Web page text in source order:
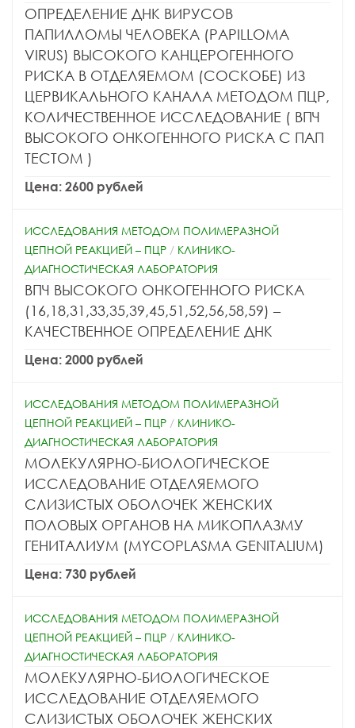
ОПРЕДЕЛЕНИЕ ДНК ВИРУСОВ
ПАПИЛЛОМЫ ЧЕЛОВЕКА (PAPILLOMA
VIRUS) ВЫСОКОГО КАНЦЕРОГЕННОГО
РИСКА В ОТДЕЛЯЕМОМ (СОСКОБЕ) ИЗ
ЦЕРВИКАЛЬНОГО КАНАЛА МЕТОДОМ ПЦР,
КОЛИЧЕСТВЕННОЕ ИССЛЕДОВАНИЕ ( ВПЧ
ВЫСОКОГО ОНКОГЕННОГО РИСКА С ПАП
ТЕСТОМ )
Цена: 2600 рублей
ИССЛЕДОВАНИЯ МЕТОДОМ ПОЛИМЕРАЗНОЙ
ЦЕПНОЙ РЕАКЦИЕЙ – ПЦР / КЛИНИКО-
ДИАГНОСТИЧЕСКАЯ ЛАБОРАТОРИЯ
ВПЧ ВЫСОКОГО ОНКОГЕННОГО РИСКА
(16,18,31,33,35,39,45,51,52,56,58,59) –
КАЧЕСТВЕННОЕ ОПРЕДЕЛЕНИЕ ДНК
Цена: 2000 рублей
ИССЛЕДОВАНИЯ МЕТОДОМ ПОЛИМЕРАЗНОЙ
ЦЕПНОЙ РЕАКЦИЕЙ – ПЦР / КЛИНИКО-
ДИАГНОСТИЧЕСКАЯ ЛАБОРАТОРИЯ
МОЛЕКУЛЯРНО-БИОЛОГИЧЕСКОЕ
ИССЛЕДОВАНИЕ ОТДЕЛЯЕМОГО
СЛИЗИСТЫХ ОБОЛОЧЕК ЖЕНСКИХ
ПОЛОВЫХ ОРГАНОВ НА МИКОПЛАЗМУ
ГЕНИТАЛИУМ (MYCOPLASMA GENITALIUM)
Цена: 730 рублей
ИССЛЕДОВАНИЯ МЕТОДОМ ПОЛИМЕРАЗНОЙ
ЦЕПНОЙ РЕАКЦИЕЙ – ПЦР / КЛИНИКО-
ДИАГНОСТИЧЕСКАЯ ЛАБОРАТОРИЯ
МОЛЕКУЛЯРНО-БИОЛОГИЧЕСКОЕ
ИССЛЕДОВАНИЕ ОТДЕЛЯЕМОГО
СЛИЗИСТЫХ ОБОЛОЧЕК ЖЕНСКИХ